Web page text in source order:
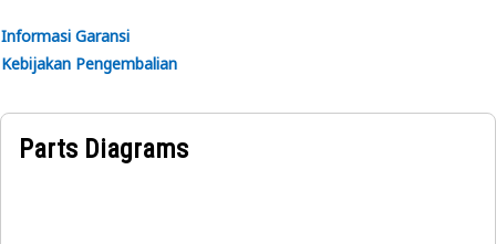
dan kinerja yang sesuai dengan kebutuhan di lokasi
pengoperasian.
Informasi Garansi
Kebijakan Pengembalian
Parts Diagrams